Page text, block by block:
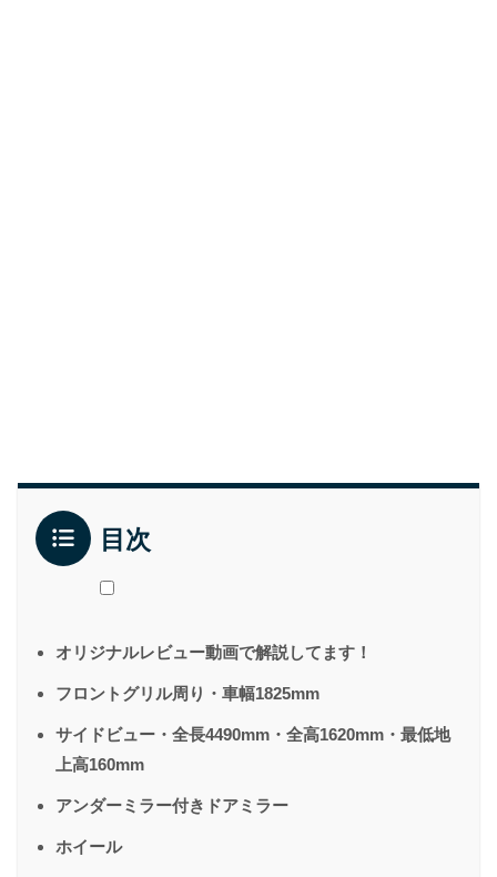
目次
オリジナルレビュー動画で解説してます！
フロントグリル周り・車幅1825mm
サイドビュー・全長4490mm・全高1620mm・最低地
上高160mm
アンダーミラー付きドアミラー
ホイール